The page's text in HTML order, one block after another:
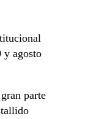
y agosto
parte